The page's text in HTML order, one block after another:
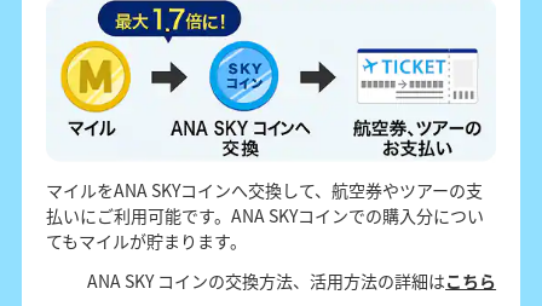
マイルをANA SKYコインへ交換して、航空券やツアーの支
払いにご利用可能です。ANA SKYコインでの購入分につい
てもマイルが貯まります。
ANA SKY コインの交換方法、活用方法の詳細はこちら